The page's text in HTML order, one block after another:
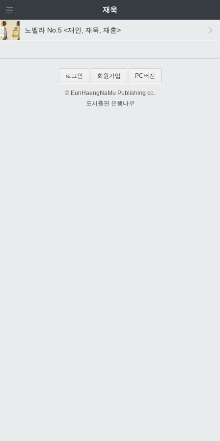
재욱
노벨라 No.5 <재인, 재욱, 재훈>
로그인 회원가입 PC버전
© EunHaengNaMu Publishing co.
도서출판 은행나무